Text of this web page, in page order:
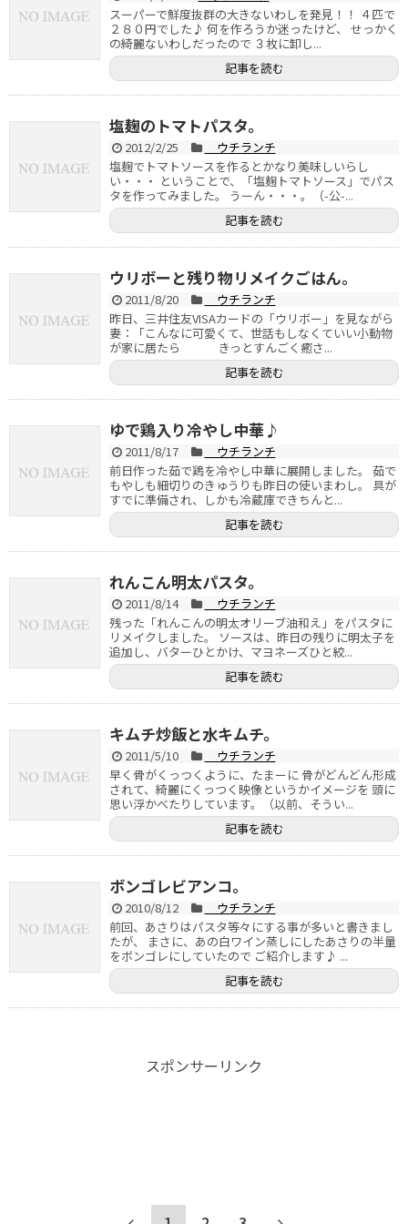
スーパーで鮮度抜群の大きないわしを発見！！ ４匹で
２８０円でした♪ 何を作ろうか迷ったけど、 せっかく
の綺麗ないわしだったので ３枚に卸し...
記事を読む
塩麹のトマトパスタ。
2012/2/25
ウチランチ
塩麹でトマトソースを作るとかなり美味しいらし
い・・・ ということで、「塩麹トマトソース」でパス
タを作ってみました。 うーん・・・。（-公-...
記事を読む
ウリボーと残り物リメイクごはん。
2011/8/20
ウチランチ
昨日、三井住友VISAカードの「ウリボー」を見ながら
妻：「こんなに可愛くて、世話もしなくていい小動物
が家に居たら きっとすんごく癒さ...
記事を読む
ゆで鶏入り冷やし中華♪
2011/8/17
ウチランチ
前日作った茹で鶏を冷やし中華に展開しました。 茹で
もやしも細切りのきゅうりも昨日の使いまわし。 具が
すでに準備され、しかも冷蔵庫できちんと...
記事を読む
れんこん明太パスタ。
2011/8/14
ウチランチ
残った「れんこんの明太オリーブ油和え」をパスタに
リメイクしました。 ソースは、昨日の残りに明太子を
追加し、バターひとかけ、マヨネーズひと絞...
記事を読む
キムチ炒飯と水キムチ。
2011/5/10
ウチランチ
早く骨がくっつくように、たまーに 骨がどんどん形成
されて、綺麗にくっつく映像というかイメージを 頭に
思い浮かべたりしています。（以前、そうい...
記事を読む
ボンゴレビアンコ。
2010/8/12
ウチランチ
前回、あさりはパスタ等々にする事が多いと書きまし
たが、 まさに、あの白ワイン蒸しにしたあさりの半量
をボンゴレにしていたので ご紹介します♪ ...
記事を読む
スポンサーリンク